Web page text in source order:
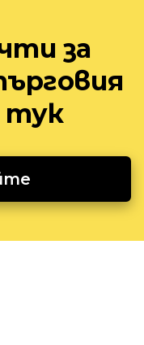
за
тук